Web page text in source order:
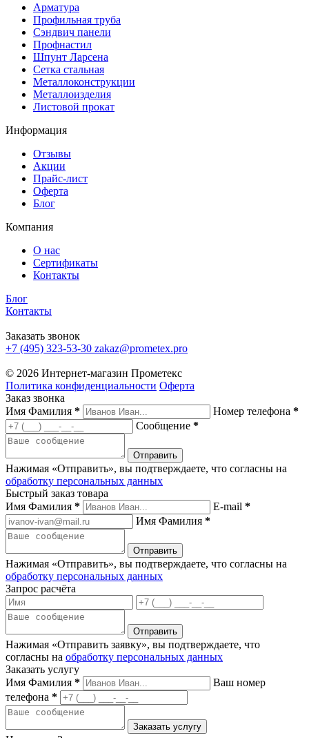
Арматура
Профильная труба
Сэндвич панели
Профнастил
Шпунт Ларсена
Сетка стальная
Металлоконструкции
Металлоизделия
Листовой прокат
Информация
Отзывы
Акции
Прайс-лист
Оферта
Блог
Компания
О нас
Сертификаты
Контакты
Блог
Контакты
Заказать звонок
+7 (495) 323-53-30 zakaz@prometex.pro
© 2026 Интернет-магазин Прометекс
Политика конфиденциальности Оферта
Заказ звонка
Имя Фамилия * Номер телефона *
Сообщение *
Нажимая «Отправить», вы подтверждаете, что согласны на
обработку персональных данных
Быстрый заказ товара
Имя Фамилия * E-mail *
Имя Фамилия *
Нажимая «Отправить», вы подтверждаете, что согласны на
обработку персональных данных
Запрос расчёта
Нажимая «Отправить заявку», вы подтверждаете, что
согласны на обработку персональных данных
Заказать услугу
Имя Фамилия *
Ваш номер
телефона *